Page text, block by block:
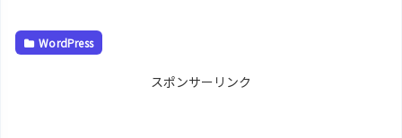
WordPress
スポンサーリンク